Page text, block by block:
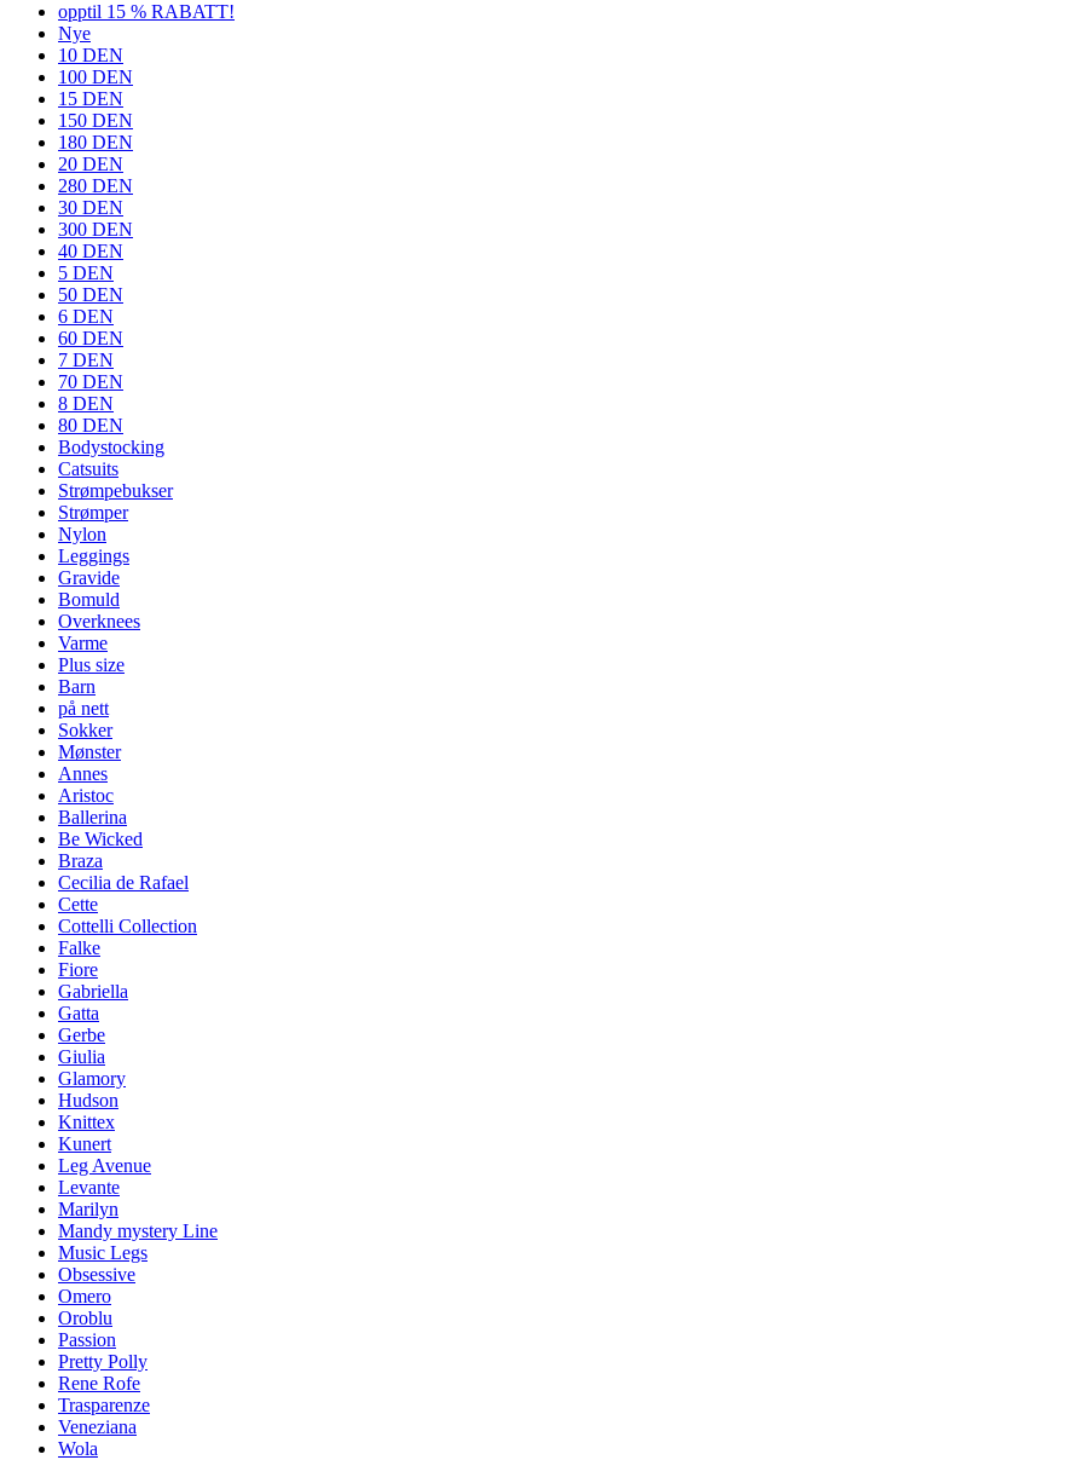
opptil 15 % RABATT!
Nye
10 DEN
100 DEN
15 DEN
150 DEN
180 DEN
20 DEN
280 DEN
30 DEN
300 DEN
40 DEN
5 DEN
50 DEN
6 DEN
60 DEN
7 DEN
70 DEN
8 DEN
80 DEN
Bodystocking
Catsuits
Strømpebukser
Strømper
Nylon
Leggings
Gravide
Bomuld
Overknees
Varme
Plus size
Barn
på nett
Sokker
Mønster
Annes
Aristoc
Ballerina
Be Wicked
Braza
Cecilia de Rafael
Cette
Cottelli Collection
Falke
Fiore
Gabriella
Gatta
Gerbe
Giulia
Glamory
Hudson
Knittex
Kunert
Leg Avenue
Levante
Marilyn
Mandy mystery Line
Music Legs
Obsessive
Omero
Oroblu
Passion
Pretty Polly
Rene Rofe
Trasparenze
Veneziana
Wola